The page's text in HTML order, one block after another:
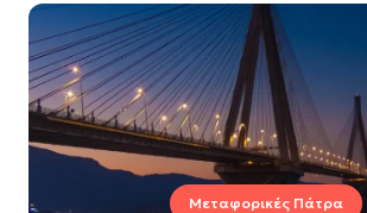
Μεταφορικές Πάτρα